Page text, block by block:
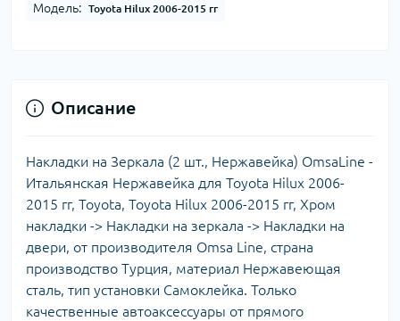
Модель: Toyota Hilux 2006-2015 гг
Описание
Накладки на Зеркала (2 шт., Нержавейка) OmsaLine -
Итальянская Нержавейка для Toyota Hilux 2006-
2015 гг, Toyota, Toyota Hilux 2006-2015 гг, Хром
накладки -> Накладки на зеркала -> Накладки на
двери, от производителя Omsa Line, страна
производство Турция, материал Нержавеющая
сталь, тип установки Самоклейка. Только
качественные автоаксессуары от прямого